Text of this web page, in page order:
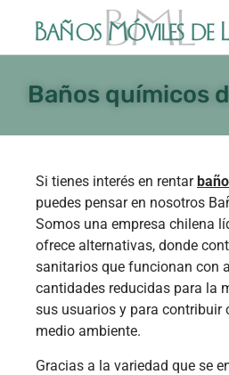
Baños químicos
Si tienes interés en rentar
puedes pensar en nosotros
Somos una empresa chilena
ofrece alternativas, donde
sanitarios que funcionan con
cantidades reducidas para la
sus usuarios y para contribuir
medio ambiente.
Gracias a la variedad que se